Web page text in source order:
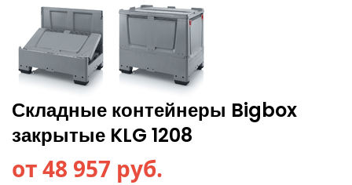
Складные контейнеры Bigbox
закрытые KLG 1208
от 48 957 руб.